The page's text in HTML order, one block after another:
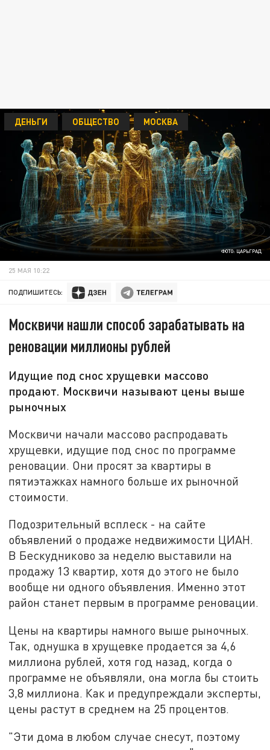
ФОТО: ЦАРЬГРАД
ДЕНЬГИ ОБЩЕСТВО МОСКВА
25 МАЯ 10:22
ПОДПИШИТЕСЬ:
Москвичи нашли способ зарабатывать на
реновации миллионы рублей
Идущие под снос хрущевки массово
продают. Москвичи называют цены выше
рыночных
Москвичи начали массово распродавать
хрущевки, идущие под снос по программе
реновации. Они просят за квартиры в
пятиэтажках намного больше их рыночной
стоимости.
Подозрительный всплеск - на сайте
объявлений о продаже недвижимости ЦИАН.
В Бескудниково за неделю выставили на
продажу 13 квартир, хотя до этого не было
вообще ни одного объявления. Именно этот
район станет первым в программе реновации.
Цены на квартиры намного выше рыночных.
Так, однушка в хрущевке продается за 4,6
миллиона рублей, хотя год назад, когда о
программе не объявляли, она могла бы стоить
3,8 миллиона. Как и предупреждали эксперты,
цены растут в среднем на 25 процентов.
"Эти дома в любом случае снесут, поэтому